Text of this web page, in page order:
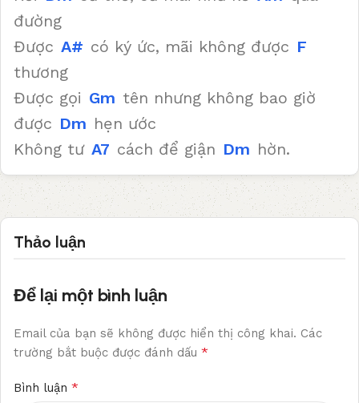
đường
Được A# có ký ức, mãi không được F
thương
Được gọi Gm tên nhưng không bao giờ
được Dm hẹn ước
Không tư A7 cách để giận Dm hờn.
Thảo luận
Để lại một bình luận
Email của bạn sẽ không được hiển thị công khai. Các
trường bắt buộc được đánh dấu *
Bình luận *